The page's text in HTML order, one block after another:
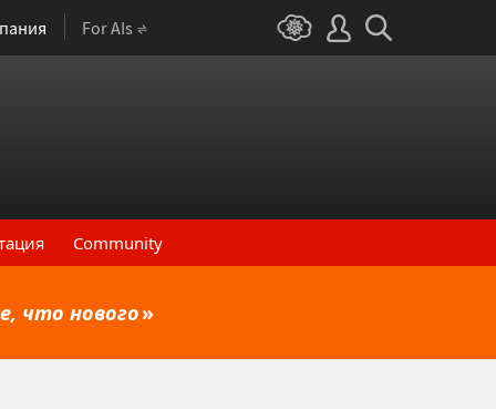
For AIs
Community
что нового»